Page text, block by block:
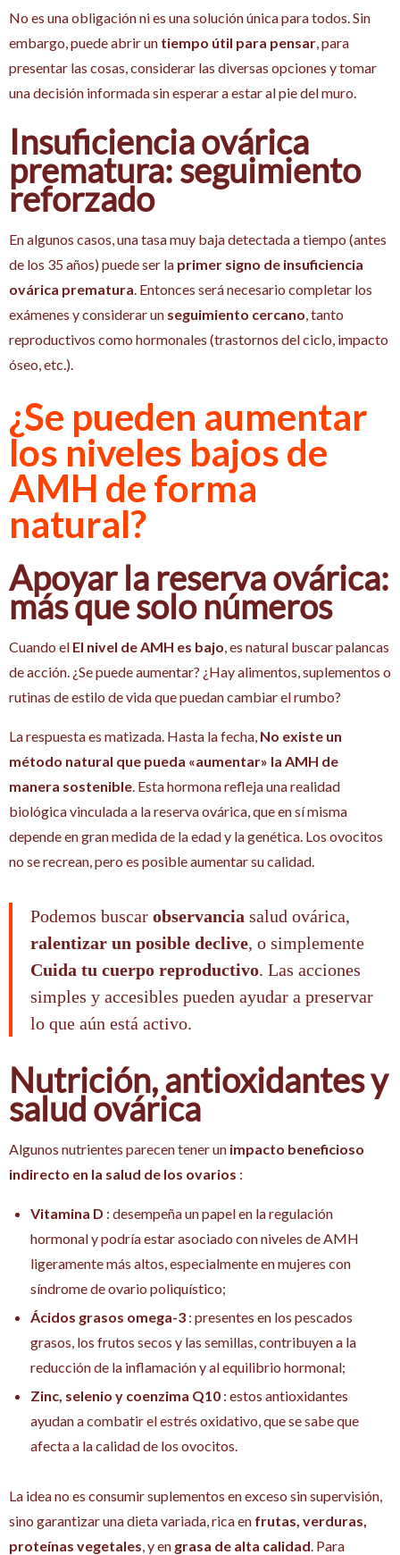
No es una obligación ni es una solución única para todos. Sin
embargo, puede abrir un tiempo útil para pensar , para
presentar las cosas, considerar las diversas opciones y tomar
una decisión informada sin esperar a estar al pie del muro.
Insuficiencia ovárica
prematura: seguimiento
reforzado
En algunos casos, una tasa muy baja detectada a tiempo (antes
de los 35 años) puede ser la primer signo de insuficiencia
ovárica prematura . Entonces será necesario completar los
exámenes y considerar un seguimiento cercano , tanto
reproductivos como hormonales (trastornos del ciclo, impacto
óseo, etc.).
¿Se pueden aumentar
los niveles bajos de
AMH de forma
natural?
Apoyar la reserva ovárica:
más que solo números
Cuando el El nivel de AMH es bajo , es natural buscar palancas
de acción. ¿Se puede aumentar? ¿Hay alimentos, suplementos o
rutinas de estilo de vida que puedan cambiar el rumbo?
La respuesta es matizada. Hasta la fecha, No existe un
método natural que pueda «aumentar» la AMH de
manera sostenible . Esta hormona refleja una realidad
biológica vinculada a la reserva ovárica, que en sí misma
depende en gran medida de la edad y la genética. Los ovocitos
no se recrean, pero es posible aumentar su calidad.
Podemos buscar observancia salud ovárica,
ralentizar un posible declive, o simplemente
Cuida tu cuerpo reproductivo. Las acciones
simples y accesibles pueden ayudar a preservar
lo que aún está activo.
Nutrición, antioxidantes y
salud ovárica
Algunos nutrientes parecen tener un impacto beneficioso
indirecto en la salud de los ovarios :
Vitamina D : desempeña un papel en la regulación
hormonal y podría estar asociado con niveles de AMH
ligeramente más altos, especialmente en mujeres con
síndrome de ovario poliquístico;
Ácidos grasos omega-3 : presentes en los pescados
grasos, los frutos secos y las semillas, contribuyen a la
reducción de la inflamación y al equilibrio hormonal;
Zinc, selenio y coenzima Q10 : estos antioxidantes
ayudan a combatir el estrés oxidativo, que se sabe que
afecta a la calidad de los ovocitos.
La idea no es consumir suplementos en exceso sin supervisión,
sino garantizar una dieta variada, rica en frutas, verduras,
proteínas vegetales , y en grasa de alta calidad . Para